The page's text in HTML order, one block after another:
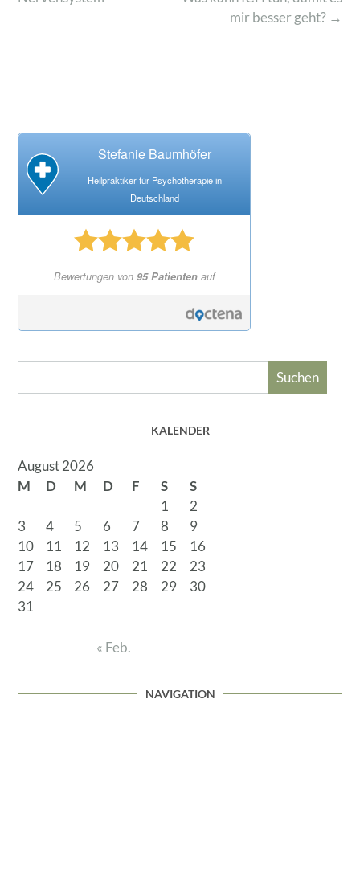
mir besser geht? →
Stefanie Baumhöfer
Heilpraktiker für Psychotherapie in
Deutschland
Bewertungen von 95 Patientenauf
Suchen
KALENDER
August 2026
M
D M D F S
S
1
2
3
4 5 6 7 8
9
10
11 12 13 14 15
16
17
18 19 20 21 22
23
24
25 26 27 28 29
30
31
« Feb.
NAVIGATION